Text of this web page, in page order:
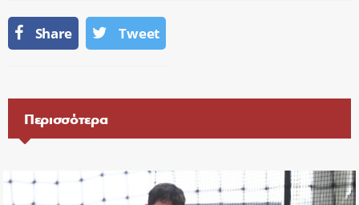
Share Tweet
Περισσότερα